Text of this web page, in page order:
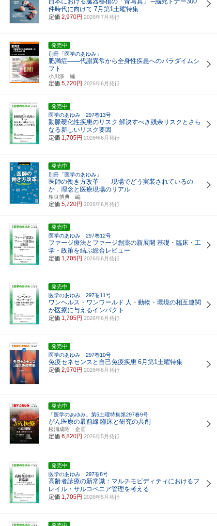
件時代に向けて 7月第1土曜特集
定価 2,970円 2026年7月発行
発売中
別冊「医学のあゆみ」
肥満症――代謝異常から全身性疾患へのパラダイムシ
フト
小川渉 編
定価 5,720円 2026年6月発行
発売中
医学のあゆみ 297巻13号
動脈硬化性疾患のリスク 解決すべき残余リスクとさら
なる新しいリスク要因
定価 1,705円 2026年6月発行
発売中
別冊「医学のあゆみ」
医師の働き方改革――現場でどう実装されているの
か，理念と医療現場のリアル
相良博典 編
定価 5,720円 2026年6月発行
発売中
医学のあゆみ 297巻12号
ファージ療法とファージ創薬の新展開 基礎・臨床・工
学・政策を結ぶ総合レビュー
定価 1,705円 2026年6月発行
発売中
医学のあゆみ 297巻11号
ワンヘルス・ワンワールド 人・動物・環境の相互連関
が医療に与えるインパクト
定価 1,705円 2026年6月発行
発売中
医学のあゆみ 297巻10号
免疫セネセンスと自己免疫疾患 6月第1土曜特集
定価 2,970円 2026年6月発行
発売中
「医学のあゆみ」第5土曜特集第297巻9号
がん医療の最前線 臨床と研究の共創
松浦成昭 企画
定価 6,820円 2026年5月発行
発売中
医学のあゆみ 297巻8号
高齢者診療の新常識：マルチモビディティにおけるフ
レイル・サルコペニア管理を考える
定価 1,705円 2026年5月発行